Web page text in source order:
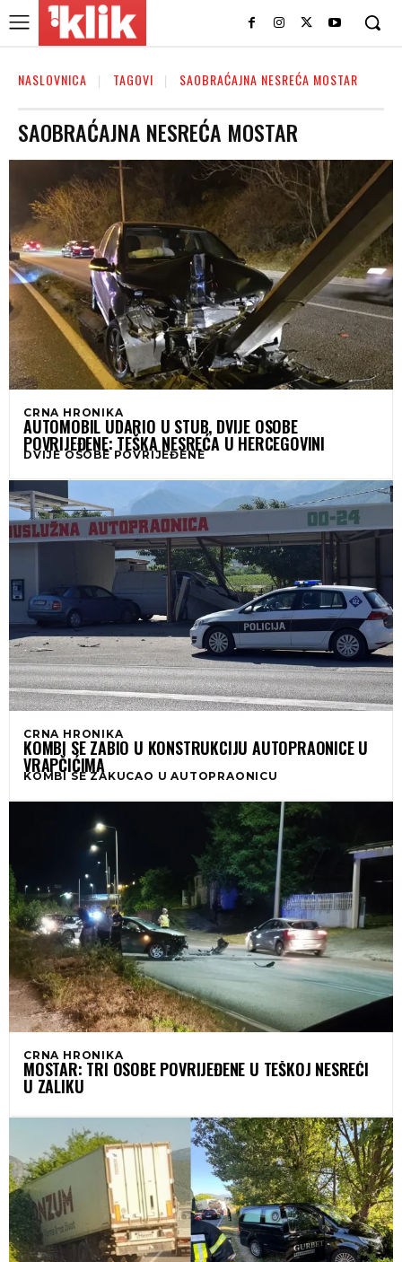
NASLOVNICA TAGOVI SAOBRAĆAJNA NESREĆA MOSTAR
SAOBRAĆAJNA NESREĆA MOSTAR
CRNA HRONIKA
AUTOMOBIL UDARIO U STUB, DVIJE OSOBE
POVRIJEĐENE: TEŠKA NESREĆA U HERCEGOVINI
DVIJE OSOBE POVRIJEĐENE
CRNA HRONIKA
KOMBI SE ZABIO U KONSTRUKCIJU AUTOPRAONICE U
VRAPČIĆIMA
KOMBI SE ZAKUCAO U AUTOPRAONICU
CRNA HRONIKA
MOSTAR: TRI OSOBE POVRIJEĐENE U TEŠKOJ NESREĆI
U ZALIKU